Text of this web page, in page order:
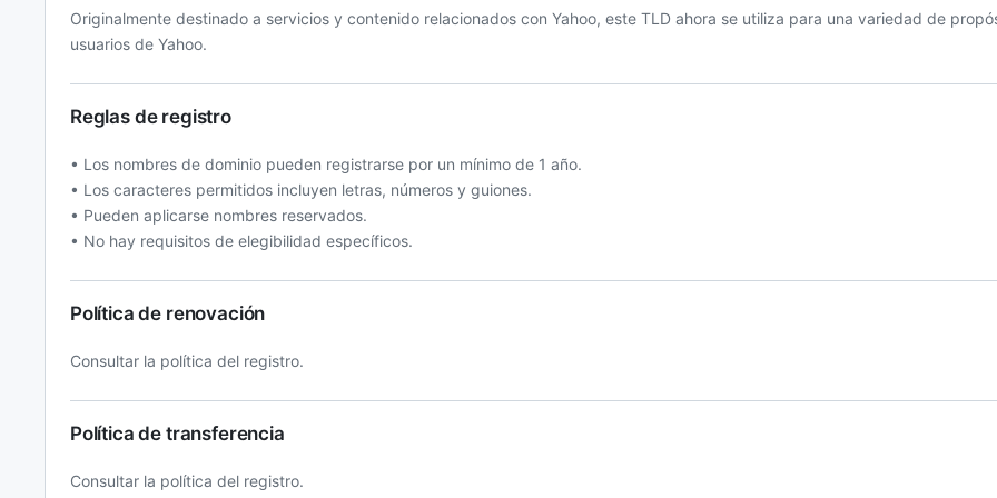
Originalmente destinado a servicios y contenido relacionados con Yahoo, este TLD ahora se utiliza para una variedad de
usuarios de Yahoo.
Reglas de registro
• Los nombres de dominio pueden registrarse por un mínimo de 1 año.
• Los caracteres permitidos incluyen letras, números y guiones.
• Pueden aplicarse nombres reservados.
• No hay requisitos de elegibilidad específicos.
Política de renovación
Consultar la política del registro.
Política de transferencia
Consultar la política del registro.